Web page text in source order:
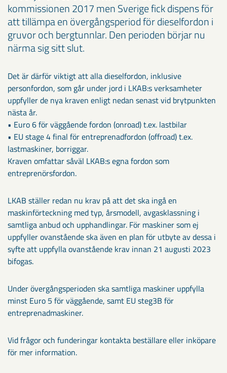
kommissionen 2017 men Sverige fick dispens för
att tillämpa en övergångsperiod för dieselfordon i
gruvor och bergtunnlar. Den perioden börjar nu
närma sig sitt slut.
Det är därför viktigt att alla dieselfordon, inklusive
personfordon, som går under jord i LKAB:s verksamheter
uppfyller de nya kraven enligt nedan senast vid brytpunkten
nästa år.
• Euro 6 för väggående fordon (onroad) t.ex. lastbilar
• EU stage 4 final för entreprenadfordon (offroad) t.ex.
lastmaskiner, borriggar.
Kraven omfattar såväl LKAB:s egna fordon som
entreprenörsfordon.
LKAB ställer redan nu krav på att det ska ingå en
maskinförteckning med typ, årsmodell, avgasklassning i
samtliga anbud och upphandlingar. För maskiner som ej
uppfyller ovanstående ska även en plan för utbyte av dessa i
syfte att uppfylla ovanstående krav innan 21 augusti 2023
bifogas.
Under övergångsperioden ska samtliga maskiner uppfylla
minst Euro 5 för väggående, samt EU steg3B för
entreprenadmaskiner.
Vid frågor och funderingar kontakta beställare eller inköpare
för mer information.